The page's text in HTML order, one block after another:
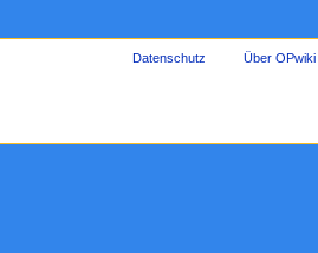
Datenschutz Über OPwiki